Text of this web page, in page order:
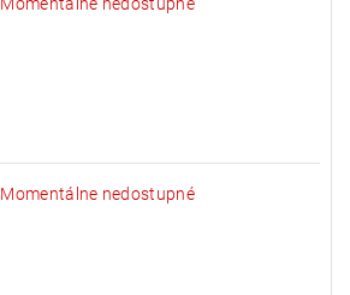
Momentálne nedostupné